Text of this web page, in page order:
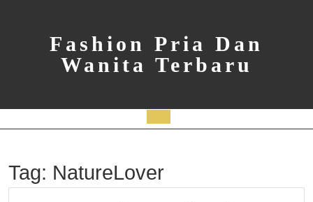
Fashion Pria Dan
Wanita Terbaru
Button
Tag: NatureLover